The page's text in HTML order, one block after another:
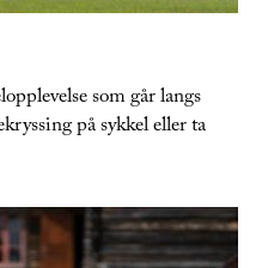
som går langs
på sykkel eller ta